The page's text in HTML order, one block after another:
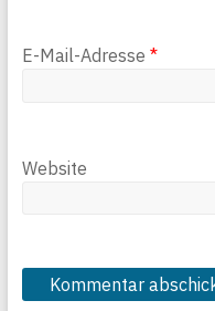
E-Mail-Adresse *
Website